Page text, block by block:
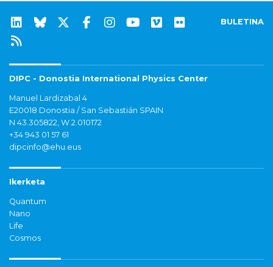
BULETINA
DIPC - Donostia International Physics Center
Manuel Lardizabal 4
E20018 Donostia / San Sebastián SPAIN
N 43.305822, W 2.010172
+34 943 01 57 61
dipcinfo@ehu.eus
Ikerketa
Quantum
Nano
Life
Cosmos